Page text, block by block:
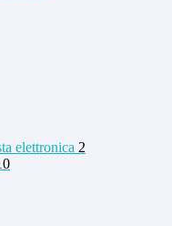
elettronica 2